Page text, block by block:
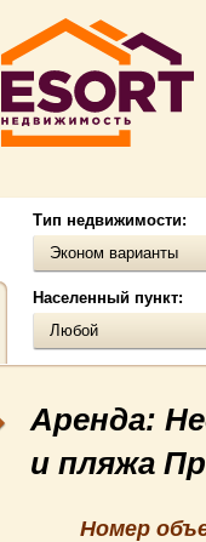
Тип недвижимости:
Эконом варианты
Населенный пункт:
Любой
Аренда:
и пляжа
Номер